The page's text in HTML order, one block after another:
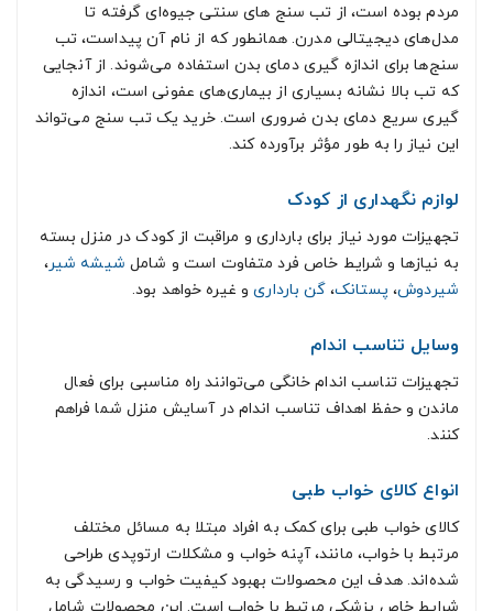
مردم بوده است، از تب سنج‌ های سنتی جیوه‌ای گرفته تا
مدل‌های دیجیتالی مدرن. همانطور که از نام آن پیداست، تب
سنج‌ها برای اندازه گیری دمای بدن استفاده می‌شوند. از آنجایی
که تب بالا نشانه بسیاری از بیماری‌های عفونی است، اندازه
گیری سریع دمای بدن ضروری است. خرید یک تب سنج می‌تواند
این نیاز را به طور مؤثر برآورده کند.
لوازم نگهداری از کودک
تجهیزات مورد نیاز برای بارداری و مراقبت از کودک در منزل بسته
به نیازها و شرایط خاص فرد متفاوت است و شامل شیشه شیر،
شیردوش، پستانک،گن بارداریو غیره خواهد بود.
وسایل تناسب اندام
تجهیزات تناسب اندام خانگی می‌توانند راه مناسبی برای فعال
ماندن و حفظ اهداف تناسب اندام در آسایش منزل شما فراهم
کنند.
انواع کالای خواب طبی
کالای خواب طبی برای کمک به افراد مبتلا به مسائل مختلف
مرتبط با خواب، مانند، آپنه خواب و مشکلات ارتوپدی طراحی
شده‌اند. هدف این محصولات بهبود کیفیت خواب و رسیدگی به
شرایط خاص پزشکی مرتبط با خواب است. این محصولات شامل